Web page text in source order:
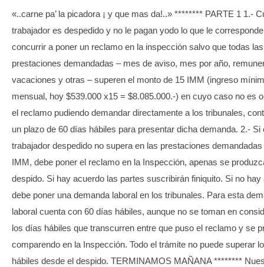
TRANSPARENCIA
«..carne pa’ la picadora ¡ y que mas da!..» ******** PARTE 1 1.-
trabajador es despedido y no le pagan yodo lo que le
concurrir a poner un reclamo en la inspección salvo que todas las
prestaciones demandadas – mes de aviso, mes por año,
vacaciones y otras – superen el monto de 15 IMM (ingreso
mensual, hoy $539.000 x15 = $8.085.000.-) en cuyo caso no es
el reclamo pudiendo demandar directamente a los tribunales,
un plazo de 60 días hábiles para presentar dicha demanda. 2.- Si
trabajador despedido no supera en las prestaciones
IMM, debe poner el reclamo en la Inspección, apenas se
despido. Si hay acuerdo las partes suscribirán finiquito. Si no hay
debe poner una demanda laboral en los tribunales. Para esta
laboral cuenta con 60 días hábiles, aunque no se toman en
los días hábiles que transcurren entre que puso el reclamo y se
comparendo en la Inspección. Todo el trámite no puede superar
hábiles desde el despido. TERMINAMOS MAÑANA ********